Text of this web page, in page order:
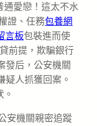
通愛戀！這太不水
證、任務包養網
言板包裝進而使
前提，欺騙銀行
發后，公安機關
疑人抓獲回案。
安機關親密追蹤